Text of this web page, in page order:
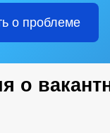
о проблеме
о